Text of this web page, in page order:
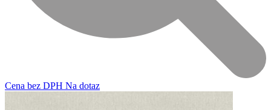
Cena bez DPH Na dotaz